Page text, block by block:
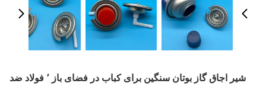
شیر اجاق گاز بوتان سنگین برای کباب در فضای باز ٬ فولاد ضد